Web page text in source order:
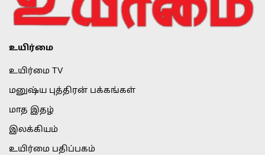
உயிர்மை
உயிர்மை TV
மனுஷ்ய புத்திரன் பக்கங்கள்
மாத இதழ்
இலக்கியம்
உயிர்மை பதிப்பகம்